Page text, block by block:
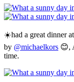
☀️had a great dinner at
by @michaelkors 😊,
time.